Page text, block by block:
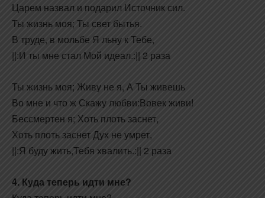
Царем назвал и подарил Источник сил.
Ты жизнь моя; Ты свет бытья.
В труде, в мольбе Я льну к Тебе,
||:И ты мне стал Мой идеал.:|| 2 раза
Ты жизнь моя; Живу не я, А Ты живешь
Во мне и что ж Скажу любви:Вовек живи!
Бессмертен я; Хоть плоть заснет,
Хоть плоть заснет Дух не умрет,
||:Я буду жить,Тебя хвалить.:|| 2 раза
4. Куда теперь идти мне?